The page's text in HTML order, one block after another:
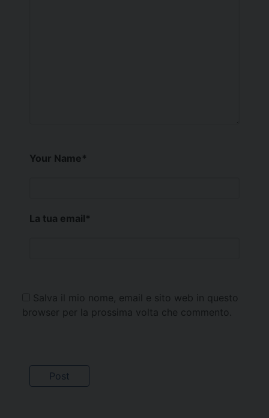
Your Name*
La tua email*
Salva il mio nome, email e sito web in questo
browser per la prossima volta che commento.